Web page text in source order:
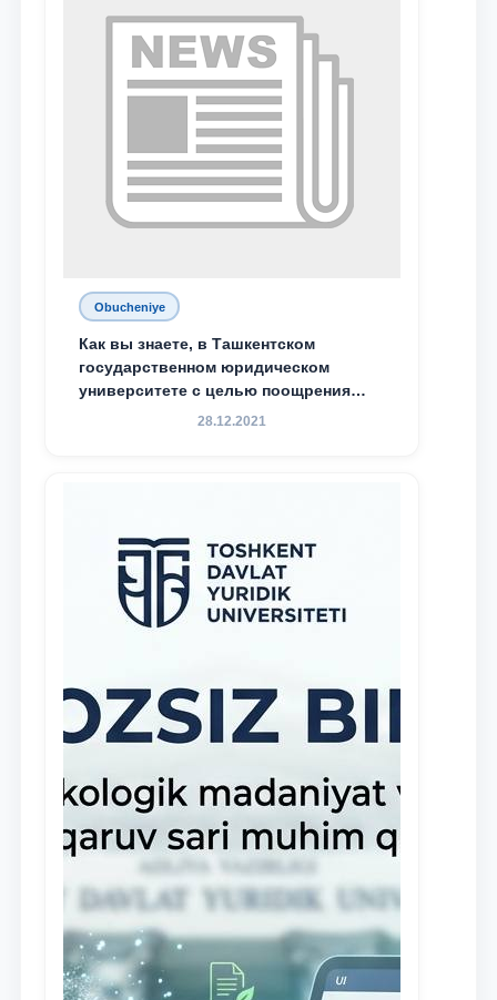
специальной стипендии имени
Хадичи Сулеймановой.
Obucheniye
Как вы знаете, в Ташкентском
государственном юридическом
университете с целью поощрения
талантливых, активных и
28.12.2021